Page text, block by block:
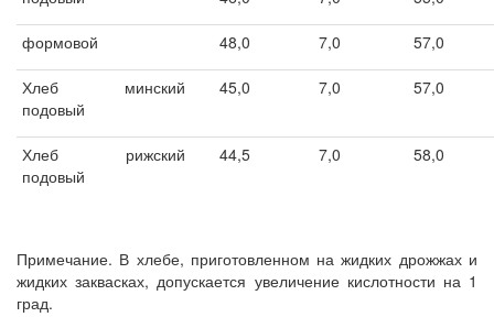
формовой 48,0 7,0 57,0
Хлеб минский
подовый
45,0 7,0 57,0
Хлеб рижский
подовый
44,5 7,0 58,0
Примечание. В хлебе, приготовленном на жидких дрожжах и
жидких заквасках, допускается увеличение кислотности на 1
град.